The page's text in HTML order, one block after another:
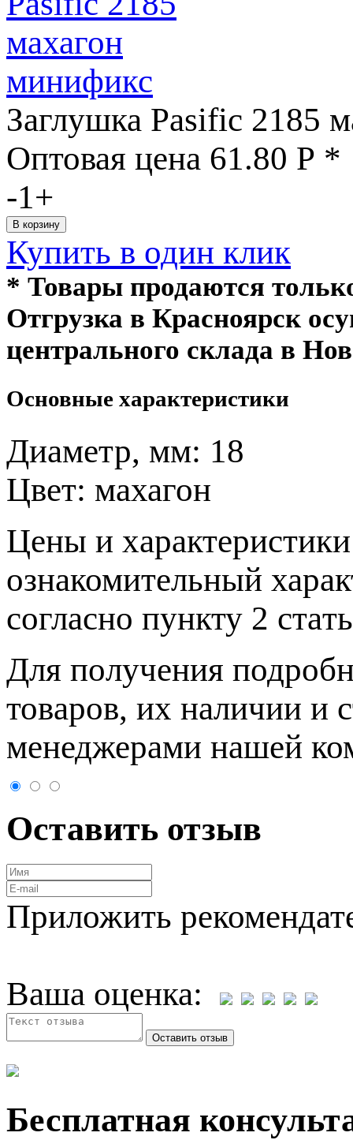
Заглушка Pasific 2185
Оптовая цена 61.80 Р *
-1+
Купить в один клик
* Товары продаются
Отгрузка в Красноярск
центрального склада в
Основные характеристики
Диаметр, мм: 18
Цвет: махагон
Цeны и
ознакомительный
согласно пункту 2
Для пoлучения
товaров, их нaличии и
менеджерами нашей
Оставить отзыв
Приложить
Ваша оценка:
Бесплатная